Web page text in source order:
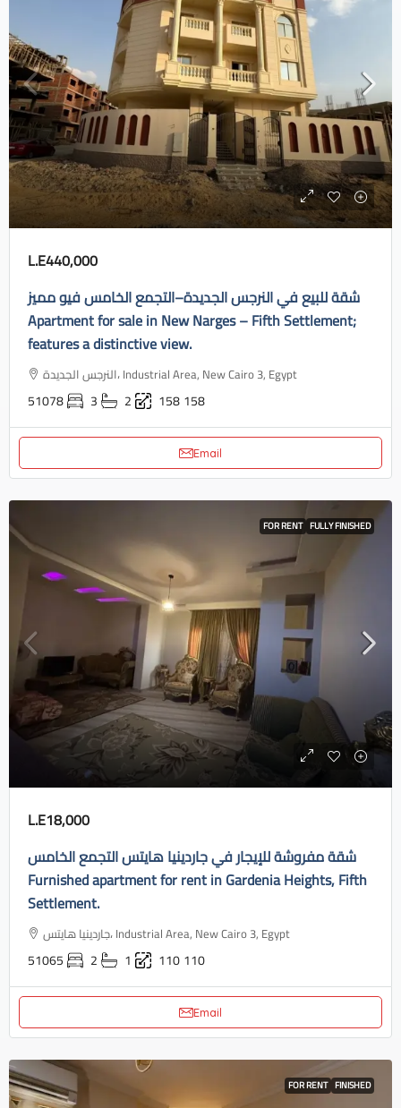
L.E440,000
شقة للبيع في النرجس الجديدة–التجمع الخامس فيو مميز
Apartment for sale in New Narges – Fifth Settlement;
features a distinctive view.
النرجس الجديدة، Industrial Area, New Cairo 3, Egypt
51078 3 2 158158
Email
FOR RENT FULLY FINISHED
L.E18,000
شقة مفروشة للإيجار في جاردينيا هايتس التجمع الخامس
Furnished apartment for rent in Gardenia Heights, Fifth
Settlement.
جاردينيا هايتس، Industrial Area, New Cairo 3, Egypt
51065 2 1 110110
Email
FOR RENT FINISHED